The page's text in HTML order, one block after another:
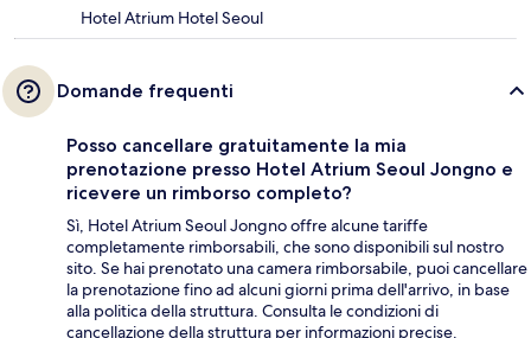
Hotel Atrium Hotel Seoul
Domande frequenti
Posso cancellare gratuitamente la mia
prenotazione presso Hotel Atrium Seoul Jongno e
ricevere un rimborso completo?
Sì, Hotel Atrium Seoul Jongno offre alcune tariffe
completamente rimborsabili, che sono disponibili sul nostro
sito. Se hai prenotato una camera rimborsabile, puoi cancellare
la prenotazione fino ad alcuni giorni prima dell'arrivo, in base
alla politica della struttura. Consulta le condizioni di
cancellazione della struttura per informazioni precise.